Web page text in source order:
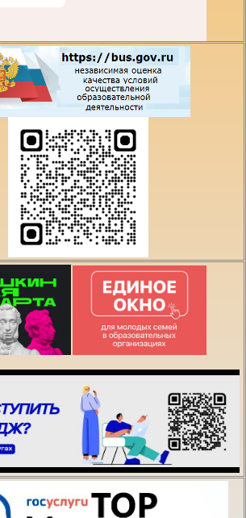
Есть предложения по
организации учебного
процесса или знаете,
как сделать техникум
лучше?
Написать о проблеме